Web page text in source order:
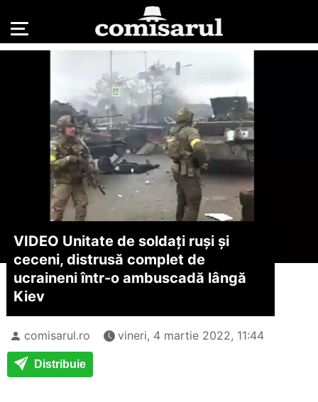
VIDEO Unitate de soldați ruși și
ceceni, distrusă complet de
ucraineni într-o ambuscadă lângă
Kiev
comisarul.ro vineri, 4 martie 2022, 11:44
Distribuie